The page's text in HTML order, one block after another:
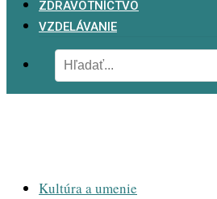
ZDRAVOTNÍCTVO
VZDELÁVANIE
Kultúra a umenie